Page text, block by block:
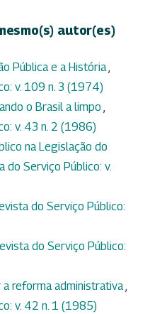
autor(es)
Pública e a História,
v. 109 n. 3 (1974)
o Brasil a limpo ,
v. 43 n. 2 (1986)
na Legislação do
do Serviço Público: v.
do Serviço Público:
do Serviço Público:
a reforma administrativa,
v. 42 n. 1 (1985)